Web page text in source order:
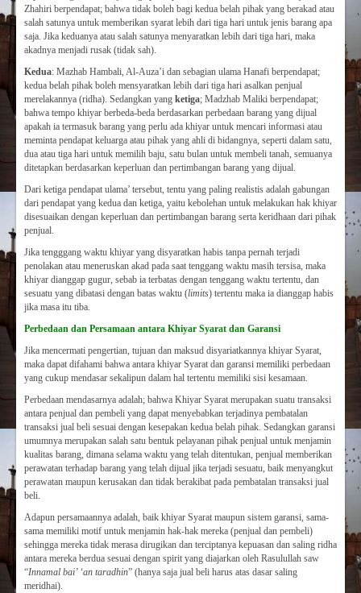
Zhahiri berpendapat; bahwa tidak boleh bagi kedua belah pihak yang berakad atau
salah satunya untuk memberikan syarat lebih dari tiga hari untuk jenis barang apa
saja. Jika keduanya atau salah satunya menyaratkan lebih dari tiga hari, maka
akadnya menjadi rusak (tidak sah).
Kedua: Mazhab Hambali, Al-Auza’i dan sebagian ulama Hanafi berpendapat;
kedua belah pihak boleh mensyaratkan lebih dari tiga hari asalkan penjual
merelakannya (ridha). Sedangkan yang ketiga; Madzhab Maliki berpendapat;
bahwa tempo khiyar berbeda-beda berdasarkan perbedaan barang yang dijual
apakah ia termasuk barang yang perlu ada khiyar untuk mencari informasi atau
meminta pendapat keluarga atau pihak yang ahli di bidangnya, seperti dalam satu,
dua atau tiga hari untuk memilih baju, satu bulan untuk membeli tanah, semuanya
ditetapkan berdasarkan keperluan dan pertimbangan barang yang dijual.
Dari ketiga pendapat ulama’ tersebut, tentu yang paling realistis adalah gabungan
dari pendapat yang kedua dan ketiga, yaitu kebolehan untuk melakukan hak khiyar
disesuaikan dengan keperluan dan pertimbangan barang serta keridhaan dari pihak
penjual.
Jika tengggang waktu khiyar yang disyaratkan habis tanpa pernah terjadi
penolakan atau meneruskan akad pada saat tenggang waktu masih tersisa, maka
khiyar dianggap gugur, sebab ia terbatas dengan tenggang waktu tertentu, dan
sesuatu yang dibatasi dengan batas waktu (limits) tertentu maka ia dianggap habis
jika masa itu tiba.
Perbedaan dan Persamaan antara Khiyar Syarat dan Garansi
Jika mencermati pengertian, tujuan dan maksud disyariatkannya khiyar Syarat,
maka dapat difahami bahwa antara khiyar Syarat dan garansi memiliki perbedaan
yang cukup mendasar sekalipun dalam hal tertentu memiliki sisi kesamaan.
Perbedaan mendasarnya adalah; bahwa Khiyar Syarat merupakan suatu transaksi
antara penjual dan pembeli yang dapat menyebabkan terjadinya pembatalan
transaksi jual beli sesuai dengan kesepakan kedua belah pihak. Sedangkan garansi
umumnya merupakan salah satu bentuk pelayanan pihak penjual untuk menjamin
kualitas barang, dimana selama waktu yang telah ditentukan, penjual memberikan
perawatan terhadap barang yang telah dijual jika terjadi sesuatu, baik menyangkut
perawatan maupun kerusakan dan tidak berakibat pada pembatalan transaksi jual
beli.
Adapun persamaannya adalah, baik khiyar Syarat maupun sistem garansi, sama-
sama memiliki motif untuk menjamin hak-hak mereka (penjual dan pembeli)
sehingga mereka tidak merasa dirugikan dan terciptanya kepuasan dan saling ridha
antara mereka berdua sesuai dengan spirit yang diajarkan oleh Rasulullah saw
“Innamal bai’ ‘an taradhin” (hanya saja jual beli harus atas dasar saling
meridhai).